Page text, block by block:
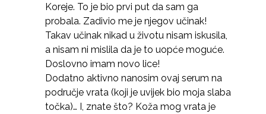
Koreje. To je bio prvi put da sam ga
probala. Zadivio me je njegov učinak!
Takav učinak nikad u životu nisam iskusila,
a nisam ni mislila da je to uopće moguće.
Doslovno imam novo lice!
Dodatno aktivno nanosim ovaj serum na
područje vrata (koji je uvijek bio moja slaba
točka)… I, znate što? Koža mog vrata je